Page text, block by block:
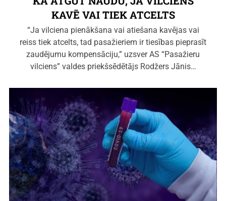
KAVĒ VAI TIEK ATCELTS
“Ja vilciena pienākšana vai atiešana kavējas vai
reiss tiek atcelts, tad pasažieriem ir tiesības pieprasīt
zaudējumu kompensāciju,” uzsver AS “Pasažieru
vilciens” valdes priekšsēdētājs Rodžers Jānis…